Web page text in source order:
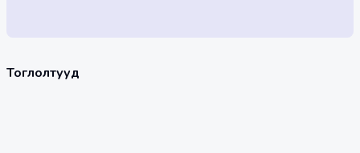
Тоглолтууд